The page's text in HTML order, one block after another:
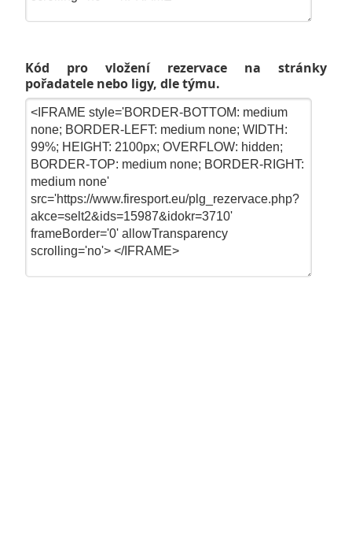
Kód pro vložení rezervace na stránky
pořadatele nebo ligy, dle týmu.